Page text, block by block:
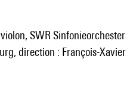
direction : François-Xavier